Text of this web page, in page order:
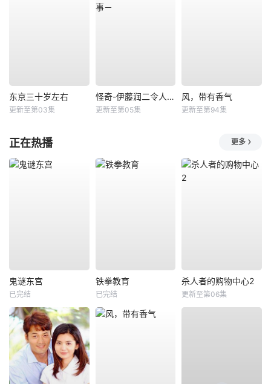
东京三十岁左右
更新至第03集
怪奇-伊藤润二令人彻夜难眠的奇异故事－
更新至第05集
风，带有香气
更新至第94集
正在热播 更多
鬼谜东宫
已完结
铁拳教育
已完结
杀人者的购物中心2
更新至第06集